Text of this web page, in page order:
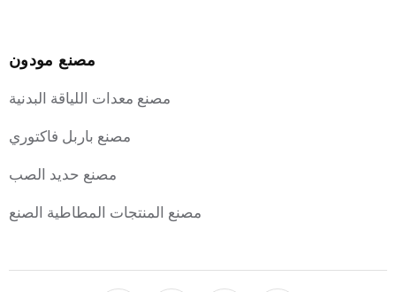
مصنع مودون
مصنع معدات اللياقة البدنية
مصنع باربل فاكتوري
مصنع حديد الصب
مصنع المنتجات المطاطية الصنع